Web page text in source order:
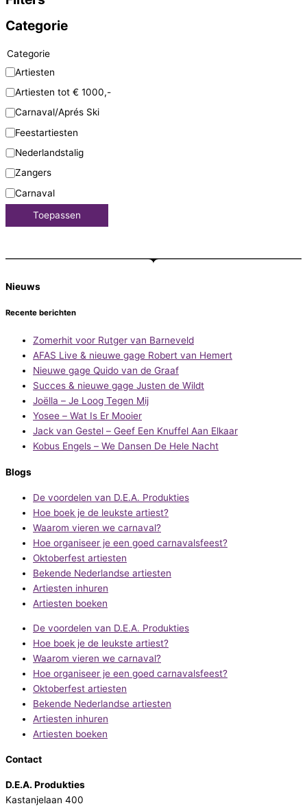
Categorie
Categorie
Artiesten
Artiesten tot € 1000,-
Carnaval/Aprés Ski
Feestartiesten
Nederlandstalig
Zangers
Carnaval
Toepassen
Nieuws
Recente berichten
Zomerhit voor Rutger van Barneveld
AFAS Live & nieuwe gage Robert van Hemert
Nieuwe gage Quido van de Graaf
Succes & nieuwe gage Justen de Wildt
Joëlla – Je Loog Tegen Mij
Yosee – Wat Is Er Mooier
Jack van Gestel – Geef Een Knuffel Aan Elkaar
Kobus Engels – We Dansen De Hele Nacht
Blogs
De voordelen van D.E.A. Produkties
Hoe boek je de leukste artiest?
Waarom vieren we carnaval?
Hoe organiseer je een goed carnavalsfeest?
Oktoberfest artiesten
Bekende Nederlandse artiesten
Artiesten inhuren
Artiesten boeken
De voordelen van D.E.A. Produkties
Hoe boek je de leukste artiest?
Waarom vieren we carnaval?
Hoe organiseer je een goed carnavalsfeest?
Oktoberfest artiesten
Bekende Nederlandse artiesten
Artiesten inhuren
Artiesten boeken
Contact
D.E.A. Produkties
Kastanjelaan 400